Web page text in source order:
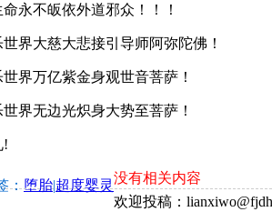
不皈依外道邪众！！！
大慈大悲接引导师阿弥陀佛！
万亿紫金身观世音菩萨！
无边光炽身大势至菩萨！
：堕胎|超度婴灵没有相关内容
欢迎投稿：